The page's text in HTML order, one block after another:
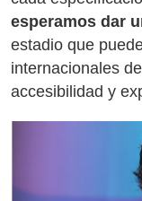
esperamos dar
estadio que
internacionales
accesibilidad y